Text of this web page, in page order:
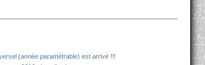
(année paramétrable) est arrivé !!!